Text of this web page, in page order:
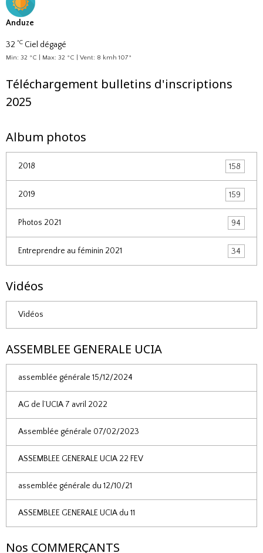
Anduze
32 °C Ciel dégagé
Min: 32 °C | Max: 32 °C | Vent: 8 kmh 107°
Téléchargement bulletins d'inscriptions
2025
Album photos
2018 158
2019 159
Photos 2021 94
Entreprendre au féminin 2021 34
Vidéos
Vidéos
ASSEMBLEE GENERALE UCIA
assemblée générale 15/12/2024
AG de l’UCIA 7 avril 2022
Assemblée générale 07/02/2023
ASSEMBLEE GENERALE UCIA 22 FEV
assemblée générale du 12/10/21
ASSEMBLEE GENERALE UCIA du 11
Nos COMMERÇANTS